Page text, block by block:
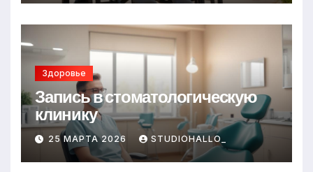
Здоровье
Запись в стоматологическую
клинику
25 МАРТА 2026 STUDIOHALLO_